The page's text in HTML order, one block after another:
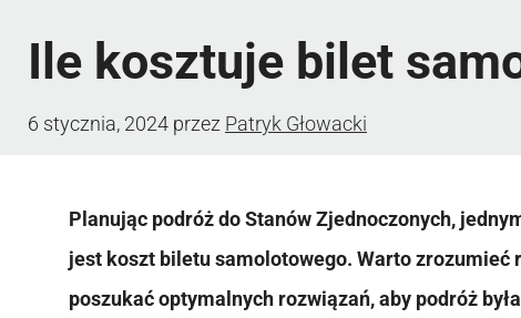
Ile kosztuje bilet
6 stycznia, 2024 przez Patryk Głowacki
Planując podróż do Stanów Zjednoczonych,
jest koszt biletu samolotowego. Warto zrozumieć
poszukać optymalnych rozwiązań, aby podróż